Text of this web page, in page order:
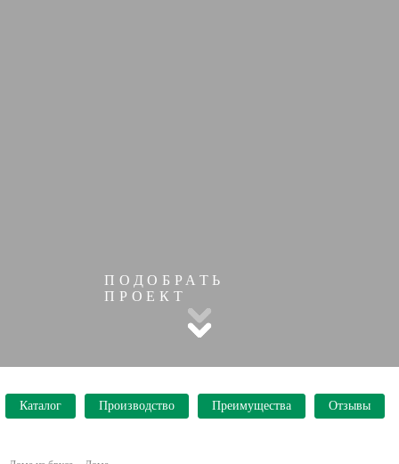
ПОДОБРАТЬ
ПРОЕКТ
Каталог Производство Преимущества Отзывы